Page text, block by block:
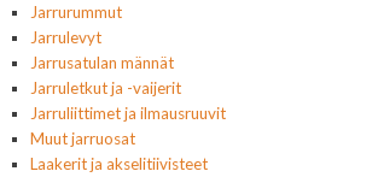
Jarrurummut
Jarrulevyt
Jarrusatulan männät
Jarruletkut ja -vaijerit
Jarruliittimet ja ilmausruuvit
Muut jarruosat
Laakerit ja akselitiivisteet